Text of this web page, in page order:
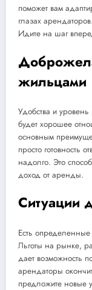
поможет вам
глазах
Идите на шаг
жильцами
Удобства и
будет хорошее
основным
просто готовность
надолго. Это
доход от аренды.
Ситуации
Есть определенные
Льготы на рынке,
дает возможность
арендаторы
предложите новые